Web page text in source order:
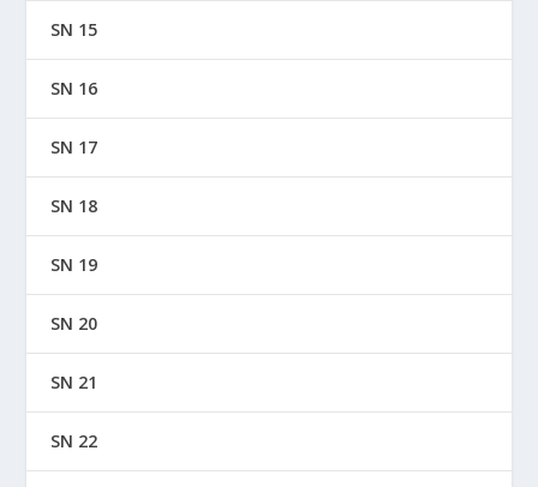
SN 15
SN 16
SN 17
SN 18
SN 19
SN 20
SN 21
SN 22